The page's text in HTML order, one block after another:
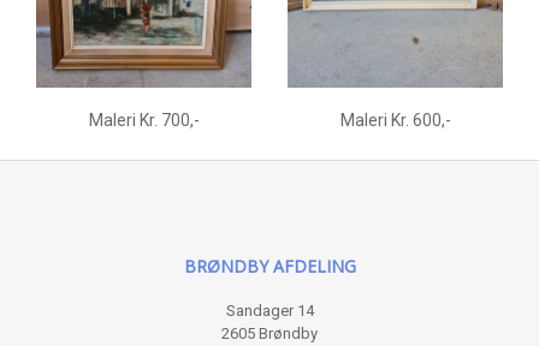
Maleri Kr. 700,- Maleri Kr. 600,-
BRØNDBY AFDELING
Sandager 14
2605 Brøndby